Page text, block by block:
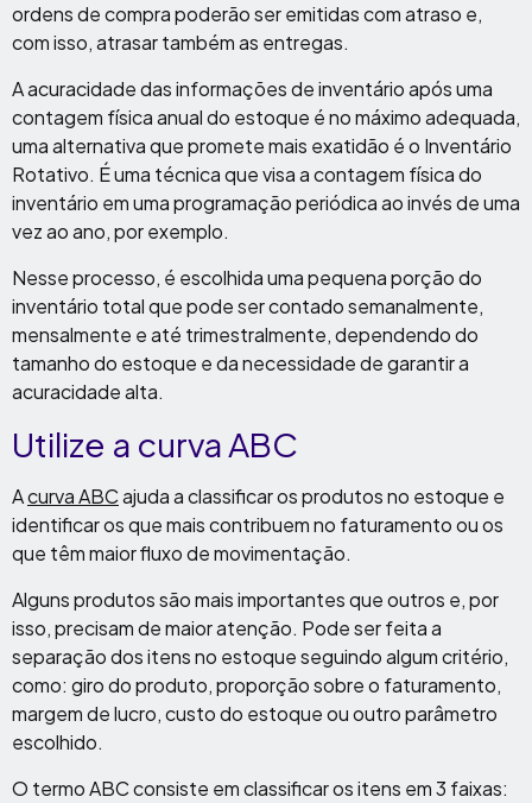
ordens de compra poderão ser emitidas com atraso e,
com isso, atrasar também as entregas.
A acuracidade das informações de inventário após uma
contagem física anual do estoque é no máximo adequada,
uma alternativa que promete mais exatidão é o Inventário
Rotativo. É uma técnica que visa a contagem física do
inventário em uma programação periódica ao invés de uma
vez ao ano, por exemplo.
Nesse processo, é escolhida uma pequena porção do
inventário total que pode ser contado semanalmente,
mensalmente e até trimestralmente, dependendo do
tamanho do estoque e da necessidade de garantir a
acuracidade alta.
Utilize a curva ABC
Acurva ABCajuda a classificar os produtos no estoque e
identificar os que mais contribuem no faturamento ou os
que têm maior fluxo de movimentação.
Alguns produtos são mais importantes que outros e, por
isso, precisam de maior atenção. Pode ser feita a
separação dos itens no estoque seguindo algum critério,
como: giro do produto, proporção sobre o faturamento,
margem de lucro, custo do estoque ou outro parâmetro
escolhido.
O termo ABC consiste em classificar os itens em 3 faixas: